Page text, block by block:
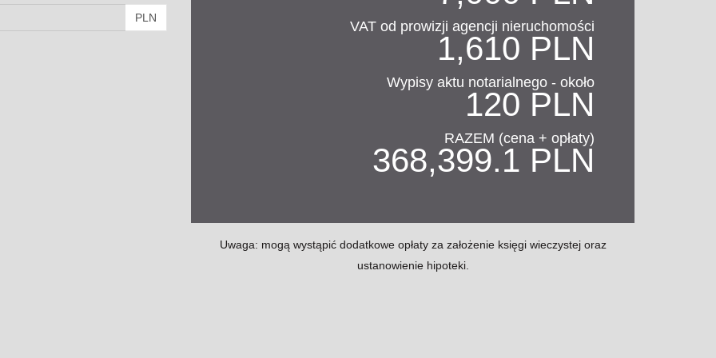
PLN
VAT od prowizji agencji nieruchomości
1,610 PLN
Wypisy aktu notarialnego - około
120 PLN
RAZEM (cena + opłaty)
368,399.1 PLN
Uwaga: mogą wystąpić dodatkowe opłaty za założenie księgi wieczystej oraz
ustanowienie hipoteki.